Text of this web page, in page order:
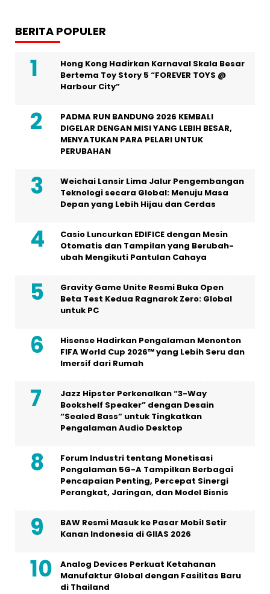
BERITA POPULER
Hong Kong Hadirkan Karnaval Skala Besar
Bertema Toy Story 5 “FOREVER TOYS @
Harbour City”
PADMA RUN BANDUNG 2026 KEMBALI
DIGELAR DENGAN MISI YANG LEBIH BESAR,
MENYATUKAN PARA PELARI UNTUK
PERUBAHAN
Weichai Lansir Lima Jalur Pengembangan
Teknologi secara Global: Menuju Masa
Depan yang Lebih Hijau dan Cerdas
Casio Luncurkan EDIFICE dengan Mesin
Otomatis dan Tampilan yang Berubah-
ubah Mengikuti Pantulan Cahaya
Gravity Game Unite Resmi Buka Open
Beta Test Kedua Ragnarok Zero: Global
untuk PC
Hisense Hadirkan Pengalaman Menonton
FIFA World Cup 2026™ yang Lebih Seru dan
Imersif dari Rumah
Jazz Hipster Perkenalkan “3-Way
Bookshelf Speaker” dengan Desain
“Sealed Bass” untuk Tingkatkan
Pengalaman Audio Desktop
Forum Industri tentang Monetisasi
Pengalaman 5G-A Tampilkan Berbagai
Pencapaian Penting, Percepat Sinergi
Perangkat, Jaringan, dan Model Bisnis
BAW Resmi Masuk ke Pasar Mobil Setir
Kanan Indonesia di GIIAS 2026
Analog Devices Perkuat Ketahanan
Manufaktur Global dengan Fasilitas Baru
di Thailand